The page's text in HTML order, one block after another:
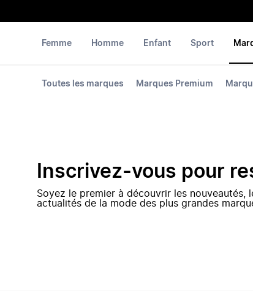
Femme Homme Enfant Sport
Toutes les marques Marques Premium
Inscrivez-vous pour
Soyez le premier à découvrir les nouveautés,
actualités de la mode des plus grandes